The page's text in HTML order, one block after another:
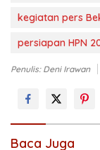
kegiatan pers
persiapan HPN
Penulis: Deni Irawan
Baca Juga